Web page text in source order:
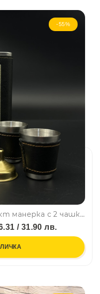
-55%
Стилен подаръчен комплект манерка с 2 чашки, фуния и отварачка Jack Daniels Old No.2 Brand – DJH1441
/ 31.90 лв.